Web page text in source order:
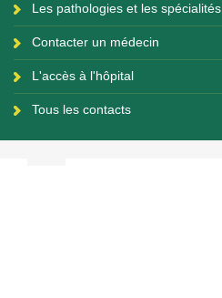
Les pathologies et les spécialités
Contacter un médecin
L'accès à l'hôpital
Tous les contacts